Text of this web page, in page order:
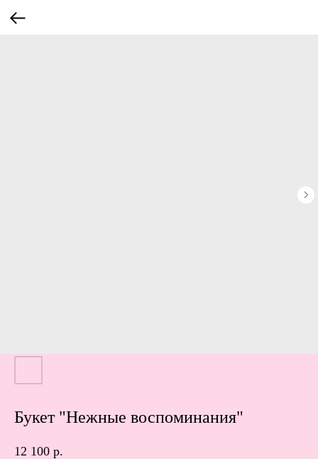
Букет "Нежные воспоминания"
12 100 р.